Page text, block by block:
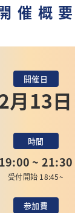
催 概 要
開催日
月13日
時間
19:00 ~ 21:30
受付開始 18:45~
参加費